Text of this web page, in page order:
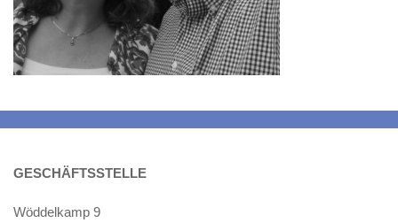
GESCHÄFTSSTELLE
Wöddelkamp 9